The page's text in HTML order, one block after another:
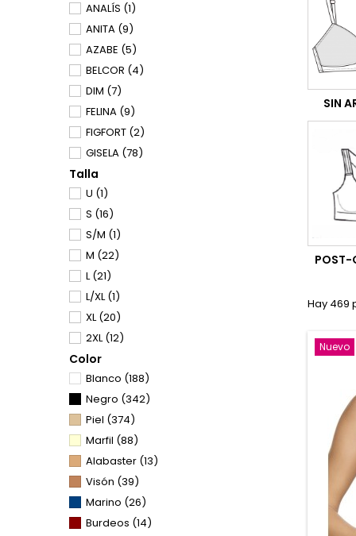
ANALÍS (1)
ANITA (9)
AZABE (5)
BELCOR (4)
DIM (7)
FELINA (9)
FIGFORT (2)
GISELA (78)
KEHAT
LEONISA
LINIBELL
MAIDENFORM
MARIOLA
MORANTE
NATURANA
PLAYTEX
POMPEA
PROMISE
SBRA(3)
SELENE(170)
SELMARK(20)
SPI(11)
SPORTEX(16)
TRIUMPH(38)
WACOAL(1)
WONDERBRA
Talla
U (1)
S (16)
S/M (1)
M (22)
L(21)
L/XL(1)
XL(20)
2XL(12)
3XL
70(3)
80/85 (1)
85/90(4)
90(1)
90/95(4)
95(1)
95/100 (4)
100(1)
Color
Blanco (188)
Negro (342)
Piel (374)
Marfil (88)
Alabaster (13)
Visón (39)
Marino (26)
Burdeos (14)
SIN
POST-
Hay 469
Nuevo